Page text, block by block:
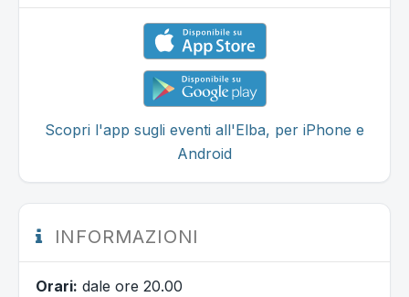
Scopri l'app sugli eventi all'Elba, per iPhone e
Android
INFORMAZIONI
Orari: dale ore 20.00